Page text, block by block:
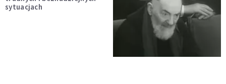
sytuacjach